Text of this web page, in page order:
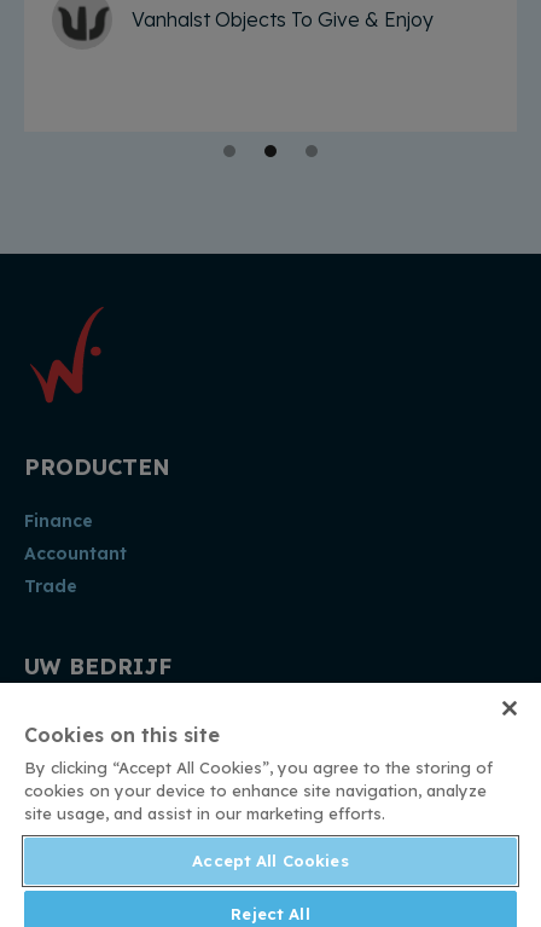
Vanhalst Objects To Give & Enjoy
PRODUCTEN
Finance
Accountant
Trade
UW BEDRIJF
Vzw
WINGS SOFTWARE
Algemene voorwaarden
Cookies on this site
By clicking “Accept All Cookies”, you agree to the storing of
cookies on your device to enhance site navigation, analyze
site usage, and assist in our marketing efforts.
Accept All Cookies
Reject All